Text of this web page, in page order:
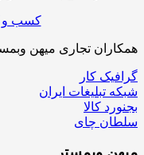
کسب و
همکاران تجاری میهن
گرافیک کار
شبکه تبلیغات ایران
بجنورد کالا
سلطان چای